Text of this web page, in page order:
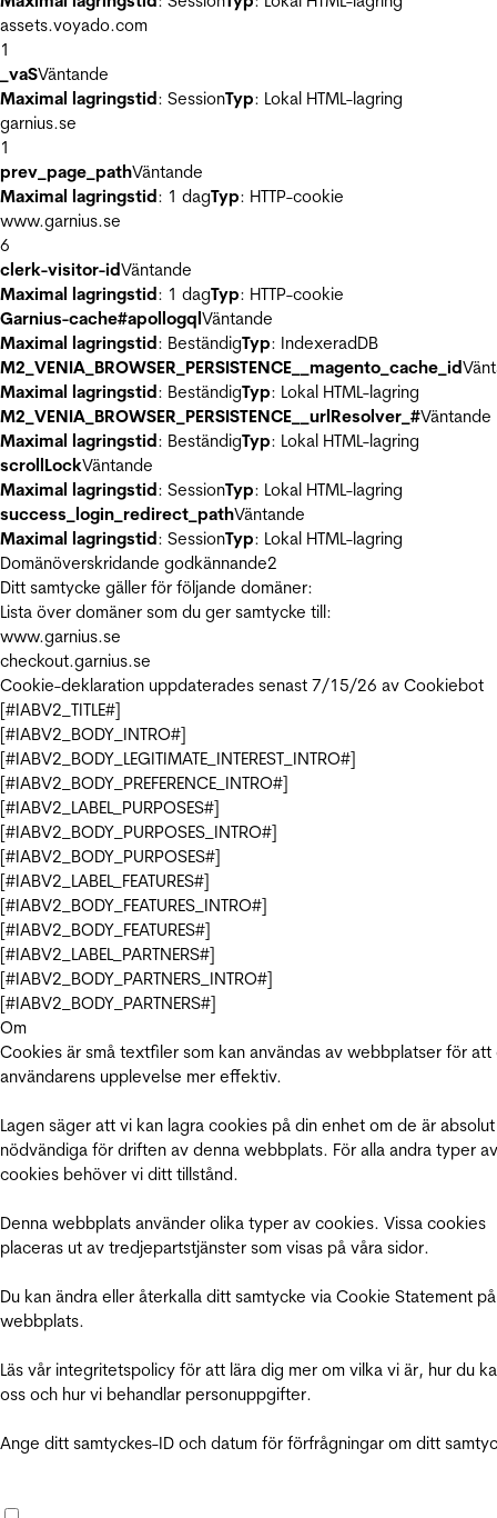
assets.voyado.com
1
_vaSVäntande
Maximal lagringstid: SessionTyp: Lokal HTML-lagring
garnius.se
1
prev_page_pathVäntande
Maximal lagringstid: 1 dagTyp: HTTP-cookie
www.garnius.se
6
clerk-visitor-idVäntande
Maximal lagringstid: 1 dagTyp: HTTP-cookie
Garnius-cache#apollogqlVäntande
Maximal lagringstid: BeständigTyp: IndexeradDB
M2_VENIA_BROWSER_PERSISTENCE__magento_cache_id
Maximal lagringstid: BeständigTyp: Lokal HTML-lagring
M2_VENIA_BROWSER_PERSISTENCE__urlResolver_#Väntande
Maximal lagringstid: BeständigTyp: Lokal HTML-lagring
scrollLockVäntande
Maximal lagringstid: SessionTyp: Lokal HTML-lagring
success_login_redirect_pathVäntande
Maximal lagringstid: SessionTyp: Lokal HTML-lagring
Domänöverskridande godkännande2
Ditt samtycke gäller för följande domäner:
Lista över domäner som du ger samtycke till:
www.garnius.se
checkout.garnius.se
Cookie-deklaration uppdaterades senast 7/15/26 av Cookiebot
[#IABV2_TITLE#]
[#IABV2_BODY_INTRO#]
[#IABV2_BODY_LEGITIMATE_INTEREST_INTRO#]
[#IABV2_BODY_PREFERENCE_INTRO#]
[#IABV2_LABEL_PURPOSES#]
[#IABV2_BODY_PURPOSES_INTRO#]
[#IABV2_BODY_PURPOSES#]
[#IABV2_LABEL_FEATURES#]
[#IABV2_BODY_FEATURES_INTRO#]
[#IABV2_BODY_FEATURES#]
[#IABV2_LABEL_PARTNERS#]
[#IABV2_BODY_PARTNERS_INTRO#]
[#IABV2_BODY_PARTNERS#]
Om
Cookies är små textfiler som kan användas av webbplatser för att
användarens upplevelse mer effektiv.
Lagen säger att vi kan lagra cookies på din enhet om de är absolut
nödvändiga för driften av denna webbplats. För alla andra typer av
cookies behöver vi ditt tillstånd.
Denna webbplats använder olika typer av cookies. Vissa cookies
placeras ut av tredjepartstjänster som visas på våra sidor.
Du kan ändra eller återkalla ditt samtycke via Cookie Statement
webbplats.
Läs vår integritetspolicy för att lära dig mer om vilka vi är, hur du
oss och hur vi behandlar personuppgifter.
Ange ditt samtyckes-ID och datum för förfrågningar om ditt